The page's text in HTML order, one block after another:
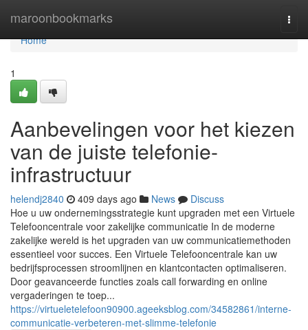
maroonbookmarks
Home
Home
1
Aanbevelingen voor het kiezen
van de juiste telefonie-
infrastructuur
helendj2840 409 days ago News
Discuss
Hoe u uw ondernemingsstrategie kunt upgraden met een Virtuele
Telefooncentrale voor zakelijke communicatie In de moderne
zakelijke wereld is het upgraden van uw communicatiemethoden
essentieel voor succes. Een Virtuele Telefooncentrale kan uw
bedrijfsprocessen stroomlijnen en klantcontacten optimaliseren.
Door geavanceerde functies zoals call forwarding en online
vergaderingen te toep...
https://virtueletelefoon90900.ageeksblog.com/34582861/interne-
communicatie-verbeteren-met-slimme-telefonie